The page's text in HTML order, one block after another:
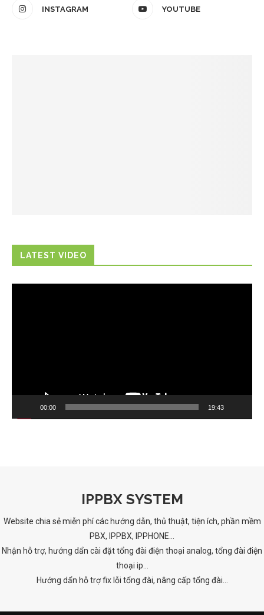
INSTAGRAM YOUTUBE
LATEST VIDEO
00:00 19:43
IPPBX SYSTEM
Website chia sẻ miễn phí các hướng dẫn, thủ thuật, tiện ích, phần mềm
PBX, IPPBX, IPPHONE...
Nhận hỗ trợ, hướng dẩn cài đặt tổng đài điện thoại analog, tổng đài điện
thoại ip...
Hướng dẩn hỗ trợ fix lỗi tổng đài, nâng cấp tổng đài...